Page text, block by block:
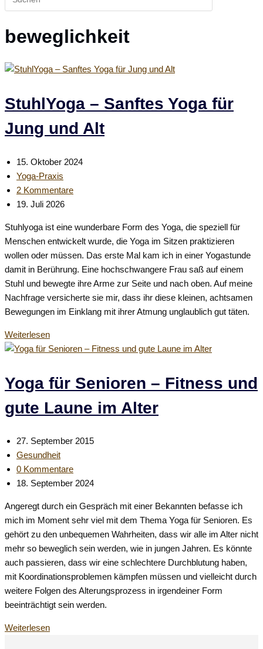
durchsuchen
beweglichkeit
StuhlYoga – Sanftes Yoga für
Jung und Alt
Beitrag
veröffentlicht:
15. Oktober 2024
Beitrags-
Kategorie:
Yoga-Praxis
Beitrags-
Kommentare:
2 Kommentare
Beitrag
geändert
am:
19. Juli 2026
Stuhlyoga ist eine wunderbare Form des Yoga, die speziell für
Menschen entwickelt wurde, die Yoga im Sitzen praktizieren
wollen oder müssen. Das erste Mal kam ich in einer Yogastunde
damit in Berührung. Eine hochschwangere Frau saß auf einem
Stuhl und bewegte ihre Arme zur Seite und nach oben. Auf meine
Nachfrage versicherte sie mir, dass ihr diese kleinen, achtsamen
Bewegungen im Einklang mit ihrer Atmung unglaublich gut täten.
WeiterlesenStuhlYoga
–
Yoga
für
Jung
und
Yoga für Senioren – Fitness und
gute Laune im Alter
Beitrag
veröffentlicht:
27. September 2015
Beitrags-
Kategorie:
Gesundheit
Beitrags-
Kommentare:
0 Kommentare
Beitrag
geändert
am:
18. September 2024
Angeregt durch ein Gespräch mit einer Bekannten befasse ich
mich im Moment sehr viel mit dem Thema Yoga für Senioren. Es
gehört zu den unbequemen Wahrheiten, dass wir alle im Alter nicht
mehr so beweglich sein werden, wie in jungen Jahren. Es könnte
auch passieren, dass wir eine schlechtere Durchblutung haben,
mit Koordinationsproblemen kämpfen müssen und vielleicht durch
weitere Folgen des Alterungsprozess in irgendeiner Form
beeinträchtigt sein werden.
WeiterlesenYoga